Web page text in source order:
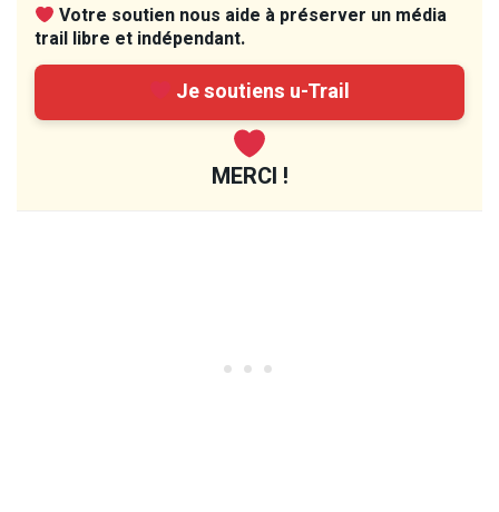
Votre soutien nous aide à préserver un média
trail libre et indépendant.
Je soutiens u-Trail
MERCI !